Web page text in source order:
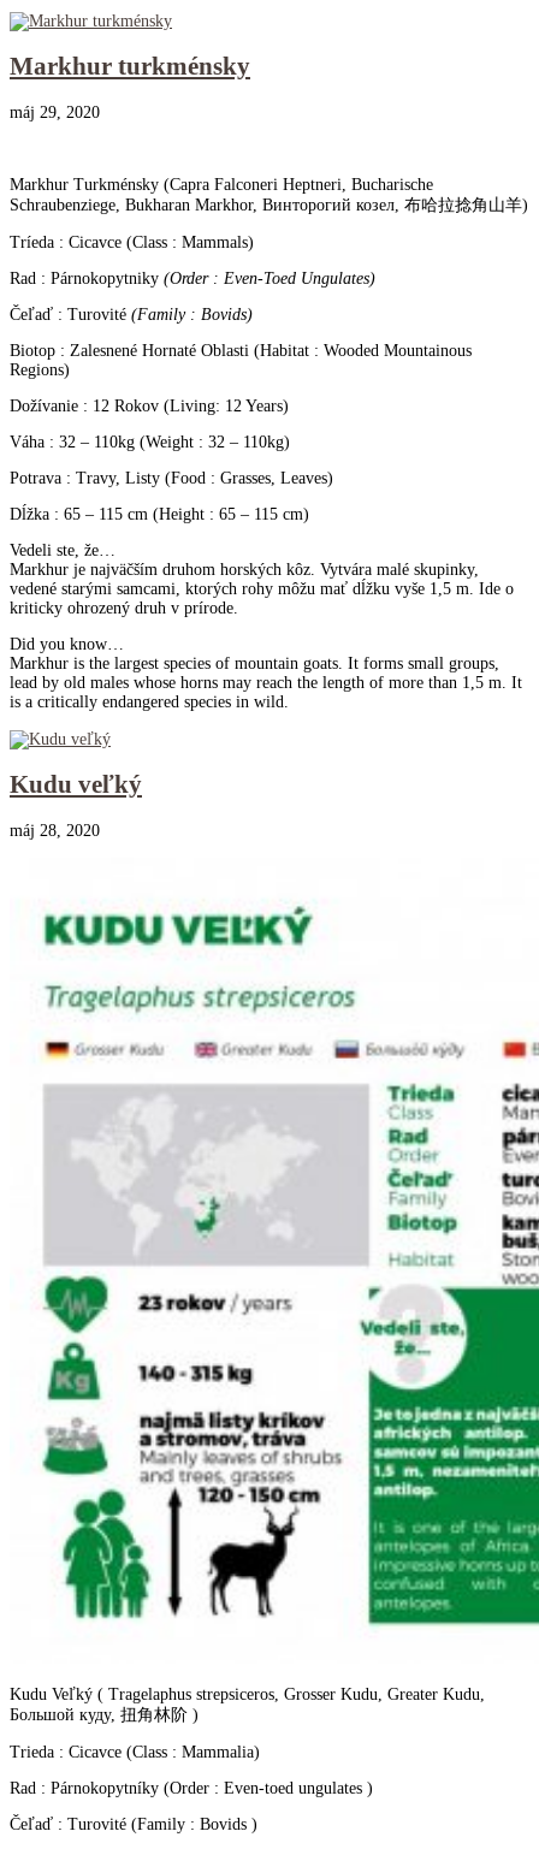
Markhur turkménsky
máj 29, 2020
Markhur Turkménsky (Capra Falconeri Heptneri, Bucharische
Schraubenziege, Bukharan Markhor, Винторогий козел, 布哈拉捻角山羊)
Tríeda : Cicavce (Class : Mammals)
Rad : Párnokopytniky (Order : Even-Toed Ungulates)
Čeľaď : Turovité (Family : Bovids)
Biotop : Zalesnené Hornaté Oblasti (Habitat : Wooded Mountainous
Regions)
Dožívanie : 12 Rokov (Living: 12 Years)
Váha : 32 – 110kg (Weight : 32 – 110kg)
Potrava : Travy, Listy (Food : Grasses, Leaves)
Dĺžka : 65 – 115 cm (Height : 65 – 115 cm)
Vedeli ste, že…
Markhur je najväčším druhom horských kôz. Vytvára malé skupinky,
vedené starými samcami, ktorých rohy môžu mať dĺžku vyše 1,5 m. Ide o
kriticky ohrozený druh v prírode.
Did you know…
Markhur is the largest species of mountain goats. It forms small groups,
lead by old males whose horns may reach the length of more than 1,5 m. It
is a critically endangered species in wild.
Kudu veľký
máj 28, 2020
Kudu Veľký ( Tragelaphus strepsiceros, Grosser Kudu, Greater Kudu,
Большой куду, 扭角林阶 )
Trieda : Cicavce (Class : Mammalia)
Rad : Párnokopytníky (Order : Even-toed ungulates )
Čeľaď : Turovité (Family : Bovids )